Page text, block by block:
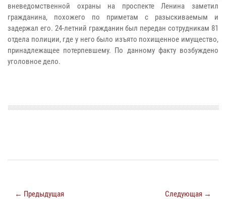
вневедомственной охраны на проспекте Ленина заметил
гражданина, похожего по приметам с разыскиваемым и
задержал его. 24-летний гражданин был передан сотрудникам 81
отдела полиции, где у него было изъято похищенное имущество,
принадлежащее потерпевшему. По данному факту возбуждено
уголовное дело.
← Предыдущая Следующая →